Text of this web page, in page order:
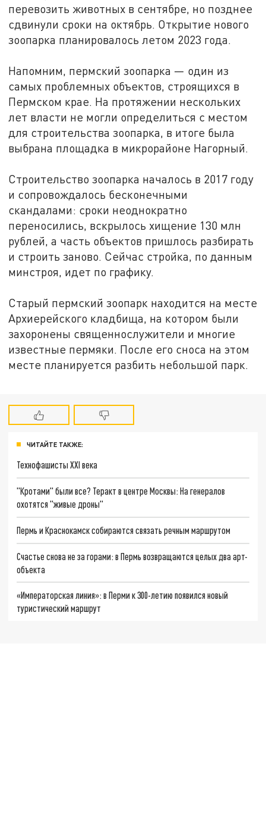
перевозить животных в сентябре, но позднее
сдвинули сроки на октябрь. Открытие нового
зоопарка планировалось летом 2023 года.
Напомним, пермский зоопарка — один из
самых проблемных объектов, строящихся в
Пермском крае. На протяжении нескольких
лет власти не могли определиться с местом
для строительства зоопарка, в итоге была
выбрана площадка в микрорайоне Нагорный.
Строительство зоопарка началось в 2017 году
и сопровождалось бесконечными
скандалами: сроки неоднократно
переносились, вскрылось хищение 130 млн
рублей, а часть объектов пришлось разбирать
и строить заново. Сейчас стройка, по данным
минстроя, идет по графику.
Старый пермский зоопарк находится на месте
Архиерейского кладбища, на котором были
захоронены священнослужители и многие
известные пермяки. После его сноса на этом
месте планируется разбить небольшой парк.
ЧИТАЙТЕ ТАКЖЕ:
Технофашисты XXI века
"Кротами" были все? Теракт в центре Москвы: На генералов
охотятся "живые дроны"
Пермь и Краснокамск собираются связать речным маршрутом
Счастье снова не за горами: в Пермь возвращаются целых два арт-
объекта
«Императорская линия»: в Перми к 300-летию появился новый
туристический маршрут